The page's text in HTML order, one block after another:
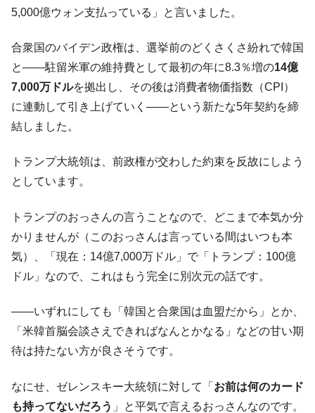
5,000億ウォン支払っている」と言いました。
合衆国のバイデン政権は、選挙前のどくさくさ紛れで韓国
と――駐留米軍の維持費として最初の年に8.3％増の14億
7,000万ドルを拠出し、その後は消費者物価指数（CPI）
に連動して引き上げていく――という新たな5年契約を締
結しました。
トランプ大統領は、前政権が交わした約束を反故にしよう
としています。
トランプのおっさんの言うことなので、どこまで本気か分
かりませんが（このおっさんは言っている間はいつも本
気）、「現在：14億7,000万ドル」で「トランプ：100億
ドル」なので、これはもう完全に別次元の話です。
――いずれにしても「韓国と合衆国は血盟だから」とか、
「米韓首脳会談さえできればなんとかなる」などの甘い期
待は持たない方が良さそうです。
なにせ、ゼレンスキー大統領に対して「 お前は何のカード
も持ってないだろう 」と平気で言えるおっさんなのです。